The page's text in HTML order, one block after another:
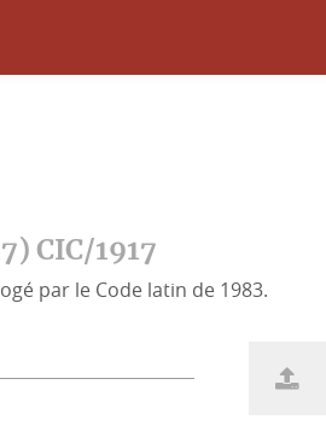
CIC/1917
par le Code latin de 1983.